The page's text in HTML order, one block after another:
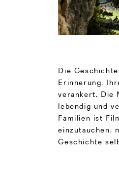
Die
Erinnerung.
verankert. Die
lebendig und
Familien ist
einzutauchen,
Geschichte